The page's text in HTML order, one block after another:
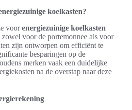
koelkasten?
voorenergiezuinige koelkasten
voor de portemonnee als voor
zijn ontworpen om efficiënt te
besparingen op de
merken vaak een duidelijke
na de overstap naar deze